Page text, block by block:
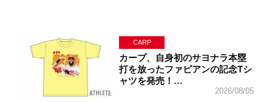
CARP
カープ、自身初のサヨナラ本塁
打を放ったファビアンの記念Tシ
ャツを発売！…
2026/08/05